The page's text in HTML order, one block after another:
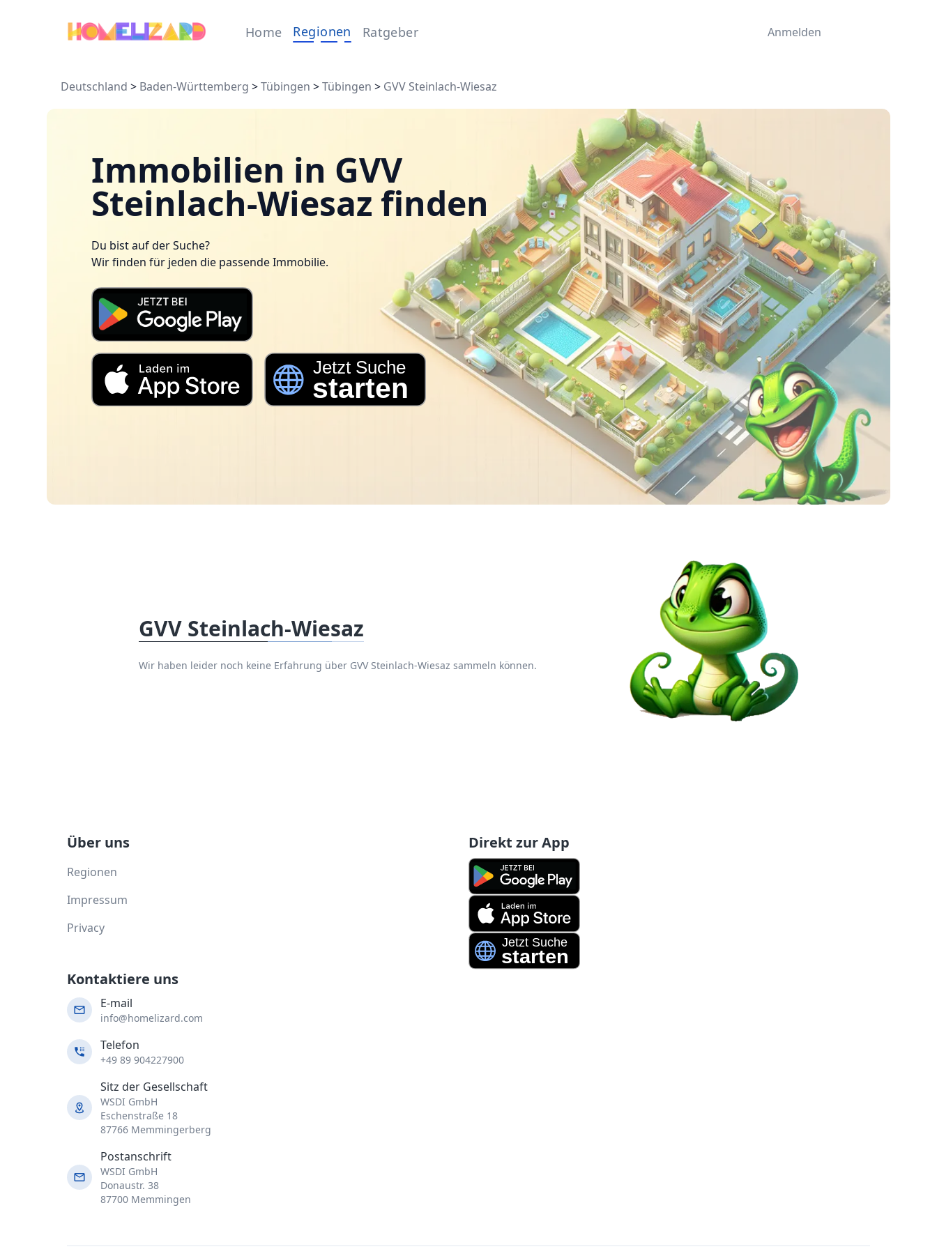
Home Regionen Ratgeber Anmelden
Deutschland > Baden-Württemberg >Tübingen >Tübingen > GVV Steinlach-Wiesaz
Immobilien in GVV
Steinlach-Wiesaz finden
Du bist auf der Suche?
Wir finden für jeden die passende Immobilie.
GVV Steinlach-Wiesaz
Wir haben leider noch keine Erfahrung über GVV Steinlach-Wiesaz sammeln können.
Über uns
Regionen
Impressum
Privacy
Direkt zur App
Kontaktiere uns
E-mail
info@homelizard.com
Telefon
+49 89 904227900
Sitz der Gesellschaft
WSDI GmbH
Eschenstraße 18
87766 Memmingerberg
Postanschrift
WSDI GmbH
Donaustr. 38
87700 Memmingen